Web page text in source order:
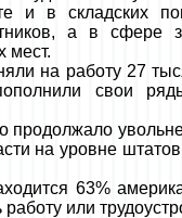
и в складских
а в сфере
мест.
на работу 27
свои
продолжало
на уровне
63%
или